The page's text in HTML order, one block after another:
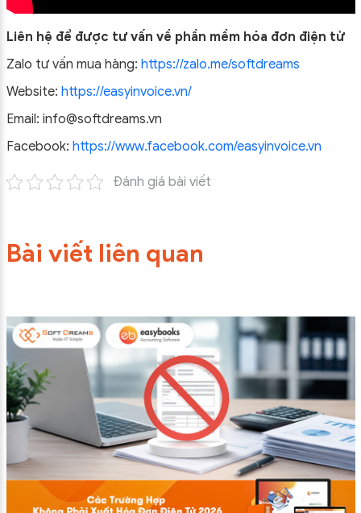
Liên hệ để được tư vấn về phần mềm hóa đơn điện tử
Zalo tư vấn mua hàng: https://zalo.me/softdreams
Website: https://easyinvoice.vn/
Email: info@softdreams.vn
Facebook: https://www.facebook.com/easyinvoice.vn
Đánh giá bài viết
Bài viết liên quan